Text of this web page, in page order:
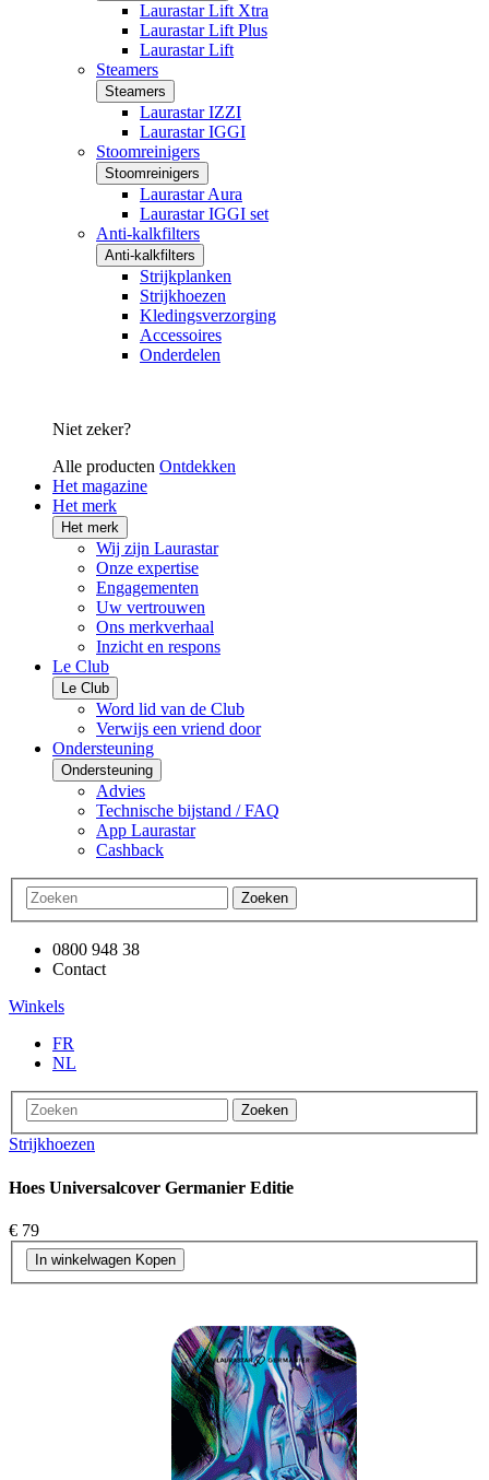
Laurastar Lift Xtra
Laurastar Lift Plus
Laurastar Lift
Steamers
Steamers
Laurastar IZZI
Laurastar IGGI
Stoomreinigers
Stoomreinigers
Laurastar Aura
Laurastar IGGI set
Anti-kalkfilters
Anti-kalkfilters
Strijkplanken
Strijkhoezen
Kledingsverzorging
Accessoires
Onderdelen
Niet zeker?
Alle producten Ontdekken
Het magazine
Het merk
Het merk
Wij zijn Laurastar
Onze expertise
Engagementen
Uw vertrouwen
Ons merkverhaal
Inzicht en respons
Le Club
Le Club
Word lid van de Club
Verwijs een vriend door
Ondersteuning
Ondersteuning
Advies
Technische bijstand / FAQ
App Laurastar
Cashback
Zoeken
0800 948 38
Contact
Winkels
FR
NL
Zoeken
Strijkhoezen
Hoes Universalcover Germanier Editie
€ 79
In winkelwagen Kopen